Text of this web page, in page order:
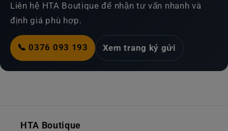
Liên hệ HTA Boutique để nhận tư vấn nhanh và
định giá phù hợp.
📞 0376 093 193 Xem trang ký gửi
HTA Boutique